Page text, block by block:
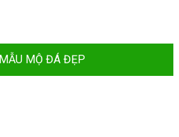
MẪU MỘ ĐÁ ĐẸP